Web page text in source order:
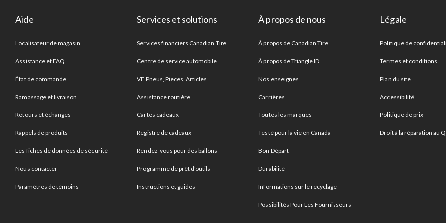
Aide
Localisateur de magasin
Assistance et FAQ
État de commande
Ramassage et livraison
Retours et échanges
Rappels de produits
Les fiches de données de sécurité
Nous contacter
Paramètres de témoins
Services et solutions
Services financiers Canadian Tire
Centre de service automobile
VE Pneus, Pieces, Articles
Assistance routière
Cartes cadeaux
Registre de cadeaux
Rendez-vous pour des ballons
Programme de prêt d'outils
Instructions et guides
À propos de nous
À propos de Canadian Tire
À propos de Triangle ID
Nos enseignes
Carrières
Toutes les marques
Testé pour la vie en Canada
Bon Départ
Durabilité
Informations sur le recyclage
Possibilités Pour Les Fournisseurs
Légale
Politique de
Termes et conditions
Plan du site
Accessibilité
Politique de prix
Droit à la réparation au